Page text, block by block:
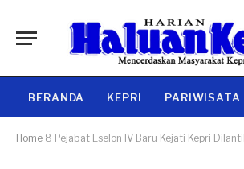
BERANDA KEPRI PARIWISATA
Home 8 Pejabat Eselon IV Baru Kejati Kepri Dilantik, Roy Hufington Harahap Resmi